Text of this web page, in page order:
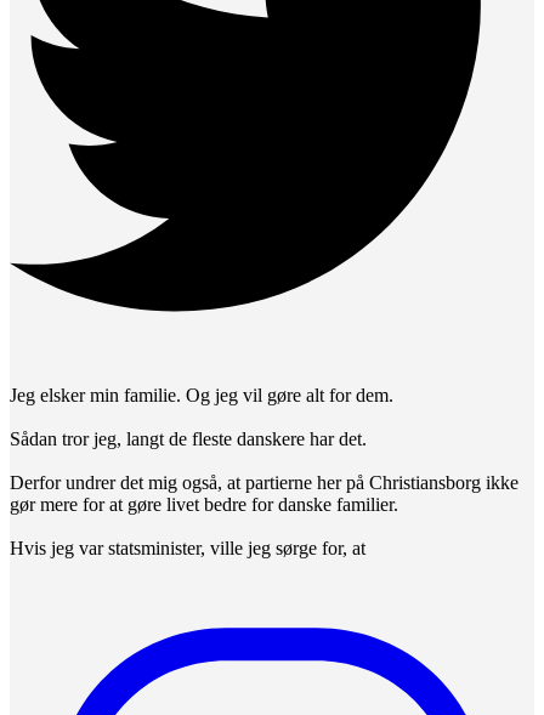
Jeg elsker min familie. Og jeg vil gøre alt for dem.
Sådan tror jeg, langt de fleste danskere har det.
Derfor undrer det mig også, at partierne her på Christiansborg ikke
gør mere for at gøre livet bedre for danske familier.
Hvis jeg var statsminister, ville jeg sørge for, at